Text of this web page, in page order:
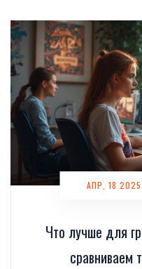
Что лучше для
сравниваем
АПР, 18 2025